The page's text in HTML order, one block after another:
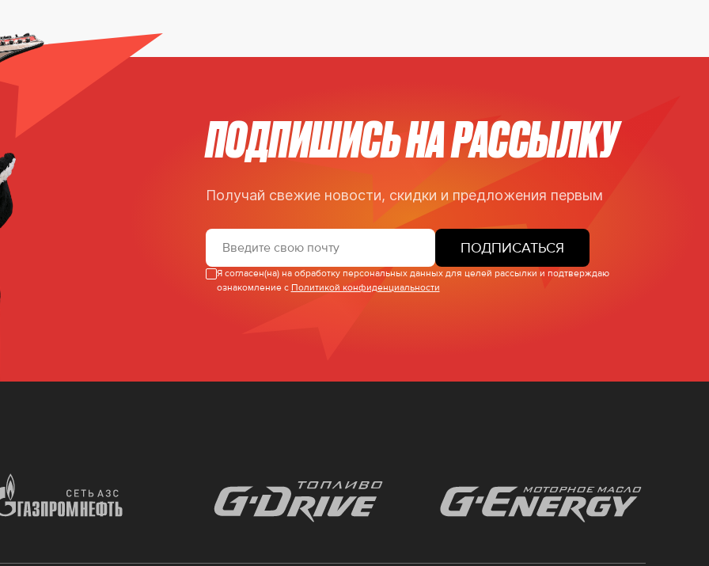
Царегородцев
клюшкой, 2 мин
Д. Ежов
ПОДПИШИСЬ НА РАССЫЛКУ
Получай свежие новости, скидки и предложения первым
ПОДПИСАТЬСЯ
Я согласен(на) на обработку персональных данных для целей рассылки и подтверждаю
ознакомление с Политикой конфиденциальности